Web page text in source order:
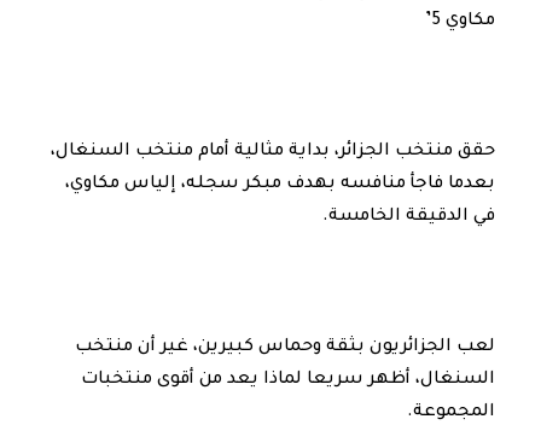
مكاوي 5’
حقق منتخب الجزائر، بداية مثالية أمام منتخب السنغال،
بعدما فاجأ منافسه بهدف مبكر سجله، إلياس مكاوي،
في الدقيقة الخامسة.
لعب الجزائريون بثقة وحماس كبيرين، غير أن منتخب
السنغال، أظهر سريعا لماذا يعد من أقوى منتخبات
المجموعة.